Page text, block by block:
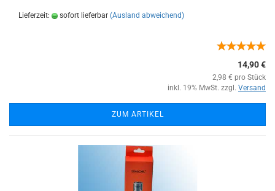
Lieferzeit: sofort lieferbar (Ausland abweichend)
14,90 €
2,98 € pro Stück
inkl. 19% MwSt. zzgl. Versand
ZUM ARTIKEL